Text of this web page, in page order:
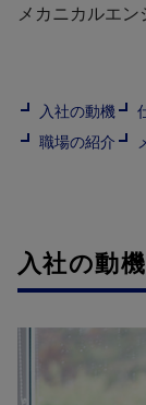
メカニカルエン
入社の動機
職場の紹介
入社の動機